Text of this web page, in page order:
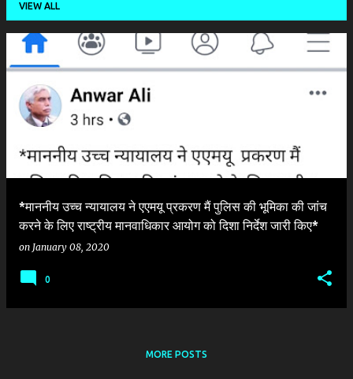
VIEW ALL
P
*माननीय उच्च न्यायालय ने एएमयू प्रकरण मैं पुलिस की भूमिका की जांच
करने के लिए राष्ट्रीय मानवाधिकार आयोग को दिशा निर्देश जारी किए*
on January 08, 2020
0
MORE POSTS